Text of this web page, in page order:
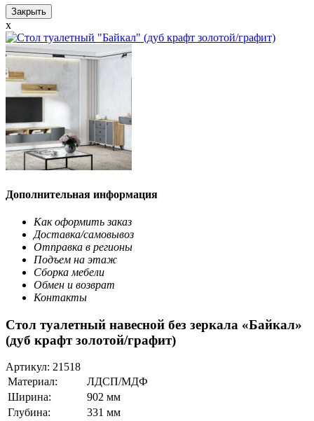
Закрыть
x
Дополнительная информация
Как оформить заказ
Доставка/самовывоз
Отправка в регионы
Подъем на этаж
Сборка мебели
Обмен и возврат
Контакты
Стол туалетный навесной без зеркала «Байкал»
(дуб крафт золотой/графит)
Артикул: 21518
Материал:
ЛДСП/МДФ
Ширина:
902 мм
Глубина:
331 мм